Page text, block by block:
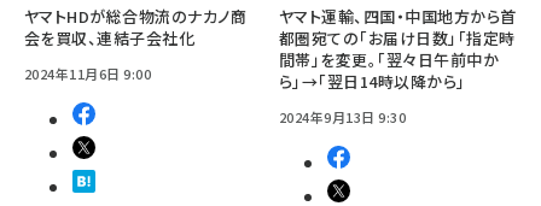
ヤマトHDが総合物流のナカノ商
会を買収、連結子会社化
2024年11月6日 9:00
ヤマト運輸、四国・中国地方から首
都圏宛ての「お届け日数」「指定時
間帯」を変更。「翌々日午前中か
ら」→「翌日14時以降から」
2024年9月13日 9:30